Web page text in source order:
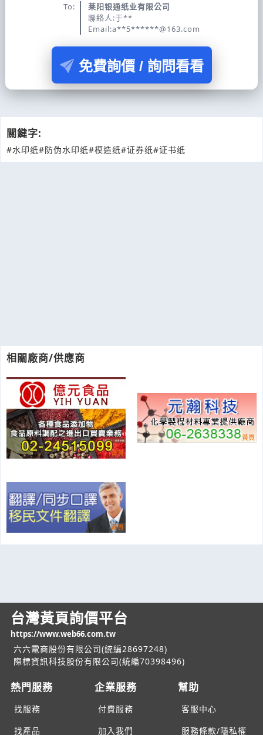
相關廠商/供應商
To:
莱阳银通纸业有限公司
聯絡人:于**
Email:a**5******@163.com
免費詢價 / 詢問看看
關鍵字:
#水印纸#防伪水印纸#模造纸#证券纸#证书纸
台灣黃頁詢價平台
https://www.web66.com.tw
六六電商股份有限公司(統編28697248)
際標資訊科技股份有限公司(統編70398496)
熱門服務
找服務
找產品
企業服務
付費服務
加入我們
幫助
客服中心
服務條款/隱私權